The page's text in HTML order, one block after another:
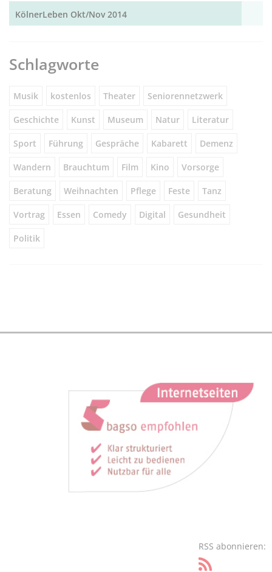
KölnerLeben Okt/Nov 2014
Schlagworte
Musik kostenlos Theater Seniorennetzwerk
Geschichte Kunst Museum Natur Literatur
Sport Führung Gespräche Kabarett Demenz
Wandern Brauchtum Film Kino Vorsorge
Beratung Weihnachten Pflege Feste Tanz
Vortrag Essen Comedy Digital Gesundheit
Politik
RSS abonnieren: